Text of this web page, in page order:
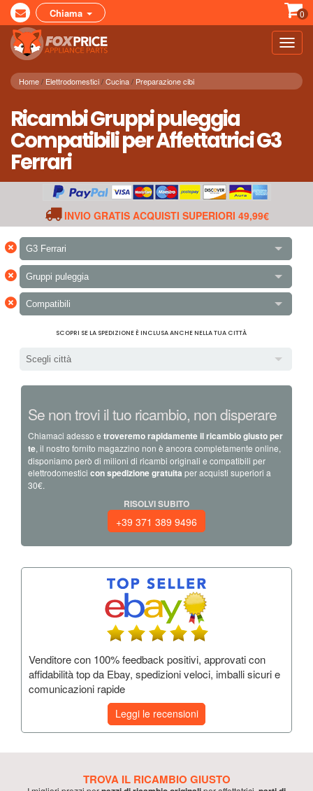
Chiama 0
Home Elettrodomestici Cucina Preparazione cibi
Ricambi Gruppi puleggia
Compatibili per Affettatrici G3
Ferrari
INVIO GRATIS ACQUISTI SUPERIORI 49,99€
× G3 Ferrari
× Gruppi puleggia
× Compatibili
SCOPRI SE LA SPEDIZIONE È INCLUSA ANCHE NELLA TUA CITTÀ
Scegli città
Se non trovi il tuo ricambio, non disperare
Chiamaci adesso e troveremo rapidamente il ricambio giusto per
te, il nostro fornito magazzino non è ancora completamente online,
disponiamo però di milioni di ricambi originali e compatibili per
elettrodomestici con spedizione gratuita per acquisti superiori a
30€.
RISOLVI SUBITO
+39 371 389 9496
Venditore con 100% feedback positivi, approvati con
affidabilità top da Ebay, spedizioni veloci, imballi sicuri e
comunicazioni rapide
Leggi le recensioni
TROVA IL RICAMBIO GIUSTO